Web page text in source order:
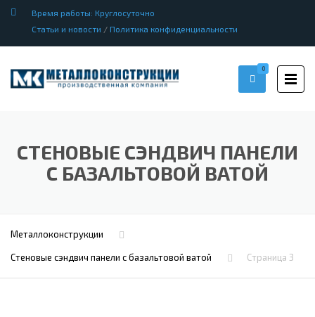
Время работы: Круглосуточно
Статьи и новости / Политика конфиденциальности
0
СТЕНОВЫЕ СЭНДВИЧ ПАНЕЛИ
С БАЗАЛЬТОВОЙ ВАТОЙ
Металлоконструкции
Стеновые сэндвич панели с базальтовой ватой Страница 3